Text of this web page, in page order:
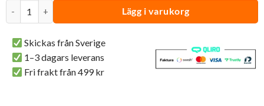
Elektrisk Flugsmälla Premium | (Uppladdningsbar) mängd
Lägg i varukorg
Skickas från Sverige
1–3 dagars leverans
Fri frakt från 499 kr